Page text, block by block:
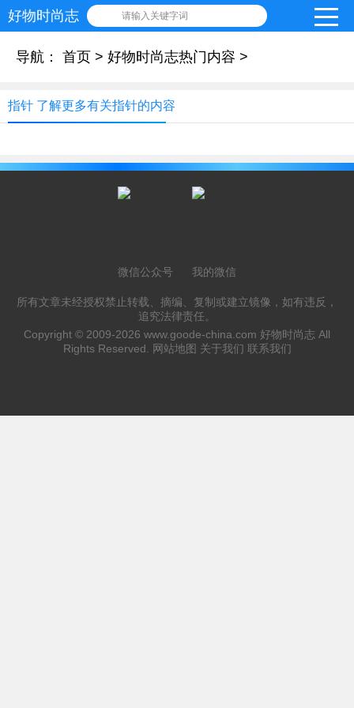
好物时尚志 请输入关键字词
导航： 首页 > 好物时尚志热门内容 >
指针 了解更多有关指针的内容
微信公众号 我的微信
所有文章未经授权禁止转载、摘编、复制或建立镜像，如有违反，
追究法律责任。
Copyright © 2009-2026 www.goode-china.com 好物时尚志 All
Rights Reserved.
网站地图 关于我们 联系我们